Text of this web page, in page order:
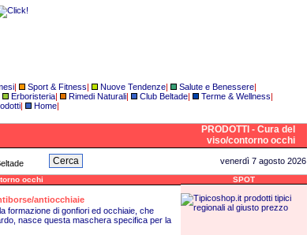
| Sport & Fitness| Nuove Tendenze| Salute e Benessere|
Erboristeria| Rimedi Naturali| Club Beltade| Terme & Wellness|
| Home|
PRODOTTI - Cura del
viso/contorno occhi
venerdì 7 agosto 2026
occhi
antiocchiaie
formazione di gonfiori ed occhiaie, che
nasce questa maschera specifica per la
SPOT